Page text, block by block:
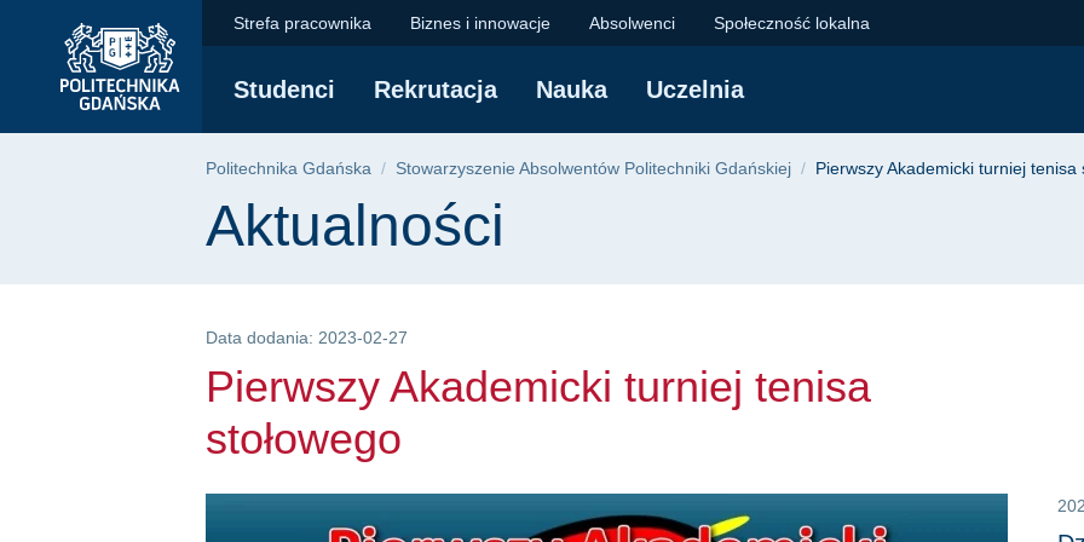
głównego
wyszukiwarki
Pierwszy Akademicki turniej tenisa
Strefa pracownika Biznes i innowacje Absolwenci Społeczność lokalna
Studenci Rekrutacja Nauka Uczelnia
Ścieżka nawigacyjna
Politechnika Gdańska Stowarzyszenie Absolwentów Politechniki Gdańskiej Pierwszy Akademicki turniej tenisa
Treść strony
Aktualności
Data dodania: 2023-02-27
Pierwszy Akademicki turniej tenisa
stołowego